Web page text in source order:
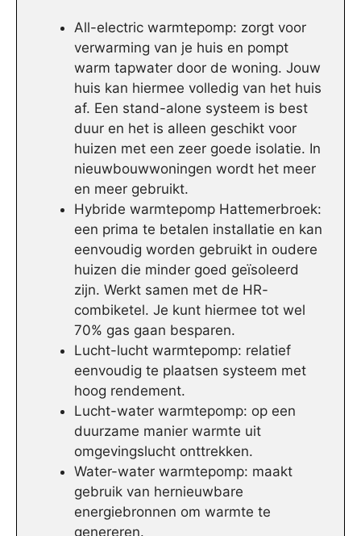
All-electric warmtepomp: zorgt voor
verwarming van je huis en pompt
warm tapwater door de woning. Jouw
huis kan hiermee volledig van het huis
af. Een stand-alone systeem is best
duur en het is alleen geschikt voor
huizen met een zeer goede isolatie. In
nieuwbouwwoningen wordt het meer
en meer gebruikt.
Hybride warmtepomp Hattemerbroek:
een prima te betalen installatie en kan
eenvoudig worden gebruikt in oudere
huizen die minder goed geïsoleerd
zijn. Werkt samen met de HR-
combiketel. Je kunt hiermee tot wel
70% gas gaan besparen.
Lucht-lucht warmtepomp: relatief
eenvoudig te plaatsen systeem met
hoog rendement.
Lucht-water warmtepomp: op een
duurzame manier warmte uit
omgevingslucht onttrekken.
Water-water warmtepomp: maakt
gebruik van hernieuwbare
energiebronnen om warmte te
genereren.